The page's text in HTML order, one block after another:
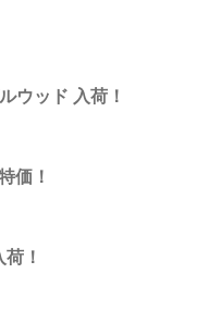
ウッド 入荷！
価！
！